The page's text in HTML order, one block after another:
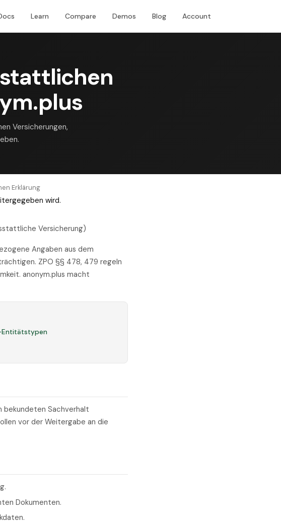
Learn Compare Demos Blog Account
Versicherungen,
Erklärung
wird.
Versicherung)
Angaben aus dem
ZPO §§ 478, 479 regeln
anonym.plus macht
Entitätstypen
bekundeten Sachverhalt
vor der Weitergabe an die
Dokumenten.